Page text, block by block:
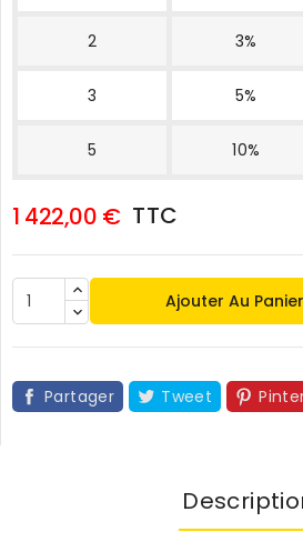
2 3%
3 5%
5 10%
1 422,00 € TTC
Ajouter Au Panier
Partager Tweet